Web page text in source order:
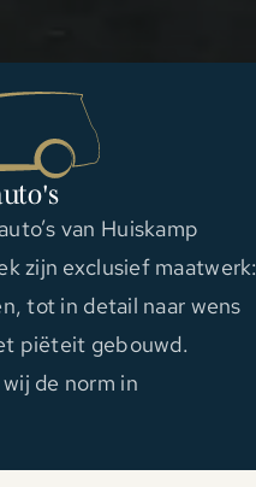
van Huiskamp
zijn exclusief maatwerk:
tot in detail naar wens
piëteit gebouwd.
de norm in